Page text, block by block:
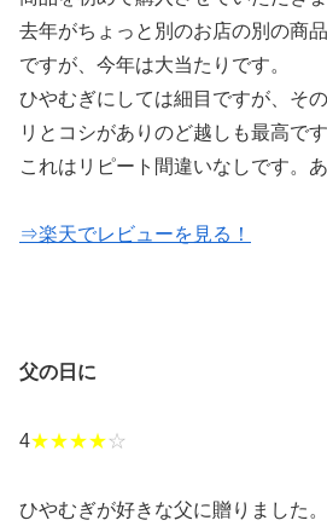
去年がちょっと別のお店の別の商
ですが、今年は大当たりです。
ひやむぎにしては細目ですが、そ
リとコシがありのど越しも最高です
これはリピート間違いなしです。
⇒楽天でレビューを見る！
父の日に
4★★★★☆
ひやむぎが好きな父に贈りました。